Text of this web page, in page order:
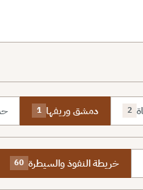
2 دمشق وريفها 1
خريطة النفوذ والسيطرة 60